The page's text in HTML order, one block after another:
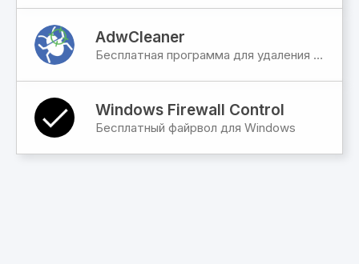
AdwCleaner
Бесплатная программа для удаления шпионских и других вредоносных программ с компьютера
Windows Firewall Control
Бесплатный файрвол для Windows